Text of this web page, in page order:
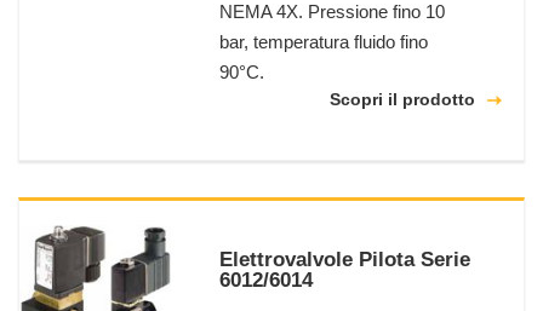
NEMA 4X. Pressione fino 10
bar, temperatura fluido fino
90°C.
Scopri il prodotto
Elettrovalvole Pilota Serie
6012/6014